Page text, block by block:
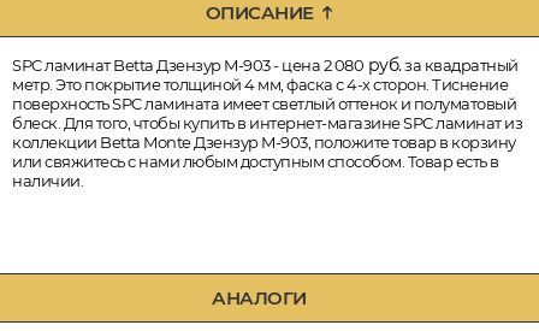
ОПИСАНИЕ
SPC ламинат Betta Дзензур M-903 - цена 2 080 руб.за квадратный
метр. Это покрытие толщиной 4 мм, фаска с 4-х сторон. Тиснение
поверхность SPC ламината имеет светлый оттенок и полуматовый
блеск. Для того, чтобы купить в интернет-магазине SPC ламинат из
коллекции Betta Monte Дзензур M-903, положите товар в корзину
или свяжитесь с нами любым доступным способом. Товар есть в
наличии.
АНАЛОГИ